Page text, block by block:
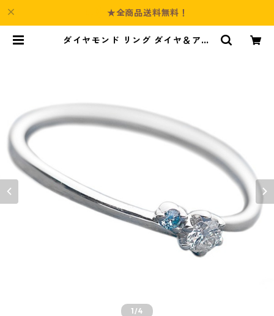
★全商品送料無料！
ダイヤモンド リング ダイヤ＆アイ
1/4